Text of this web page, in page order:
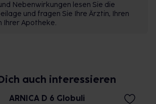
Nebenwirkungen lesen Sie die
und fragen Sie Ihre Ärztin, Ihren
Ihrer Apotheke.
auch interessieren
ARNICA D 6 Globuli